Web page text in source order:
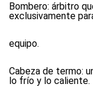
Bombero: árbitro
exclusivamente
equipo.
Cabeza de termo:
lo frío y lo caliente.